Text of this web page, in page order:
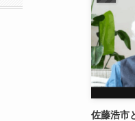
佐藤浩市